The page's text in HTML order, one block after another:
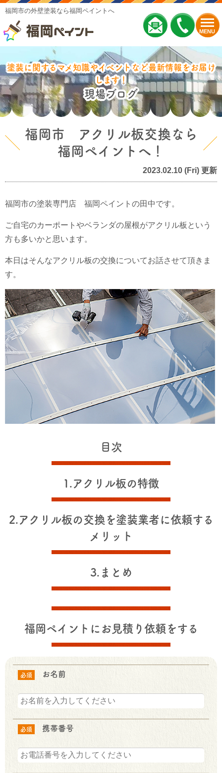
MENU
福岡市の外壁塗装なら福岡ペイントへ
塗装に関するマメ知識やイベントなど最新情報をお届け
します！
現場ブログ
福岡市 アクリル板交換なら
福岡ペイントへ！
2023.02.10 (Fri) 更新
福岡市の塗装専門店 福岡ペイントの田中です。
ご自宅のカーポートやベランダの屋根がアクリル板という
方も多いかと思います。
本日はそんなアクリル板の交換についてお話させて頂きま
す。
目次
1.アクリル板の特徴
2.アクリル板の交換を塗装業者に依頼する
メリット
3.まとめ
福岡ペイントにお見積り依頼をする
必須 お名前
必須 携帯番号